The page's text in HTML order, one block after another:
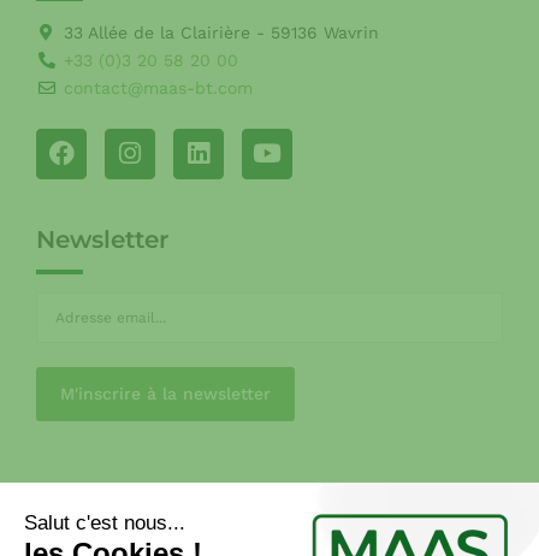
33 Allée de la Clairière - 59136 Wavrin
+33 (0)3 20 58 20 00
contact@maas-bt.com
Newsletter
CGV MENTIONS LÉGALES